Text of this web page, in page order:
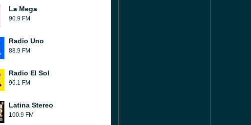
La Mega
90.9 FM
Radio Uno
88.9 FM
Radio El Sol
96.1 FM
Latina Stereo
100.9 FM